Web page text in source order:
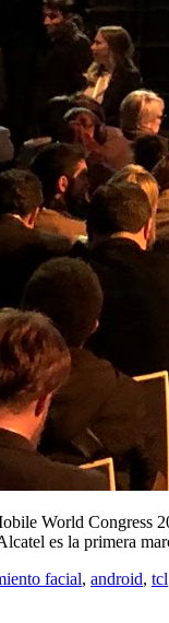
World Congress
es la primera
facial, android, tcl